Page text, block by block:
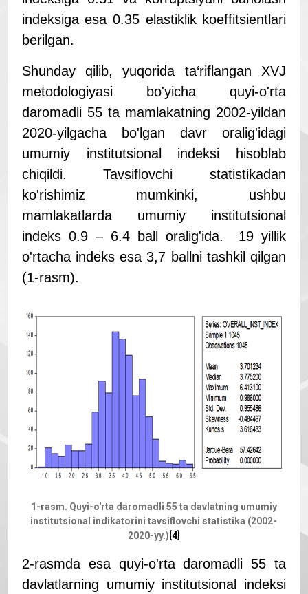
indeksiga esa 0.35 elastiklik koeffitsientlari
berilgan.
Shunday qilib, yuqorida ta‘riflangan XVJ
metodologiyasi bo'yicha quyi-o'rta
daromadli 55 ta mamlakatning 2002-yildan
2020-yilgacha bo'lgan davr oralig'idagi
umumiy institutsional indeksi hisoblab
chiqildi. Tavsiflovchi statistikadan
ko'rishimiz mumkinki, ushbu
mamlakatlarda umumiy institutsional
indeks 0.9 – 6.4 ball oralig'ida. 19 yillik
o'rtacha indeks esa 3,7 ballni tashkil qilgan
(1-rasm).
1-rasm. Quyi-o'rta daromadli 55 ta davlatning umumiy
institutsional indikatorini tavsiflovchi statistika (2002-
2020-yy.) [4]
2-rasmda esa quyi-o'rta daromadli 55 ta
davlatlarning umumiy institutsional indeksi